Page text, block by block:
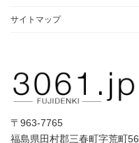
サイトマップ
〒963-7765
福島県田村郡三春町字荒町56